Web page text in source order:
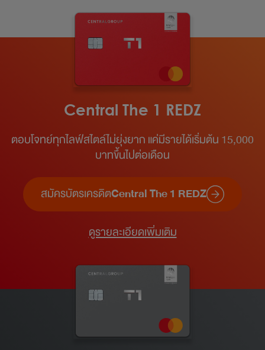
Central The 1 REDZ
ตอบโจทย์ทุกไลฟ์สไตล์ไม่ยุ่งยาก แค่มีรายได้เริ่มต้น 15,000
บาทขึ้นไปต่อเดือน​
สมัครบัตรเครดิตCentral The 1 REDZ
ดูรายละเอียดเพิ่มเติม